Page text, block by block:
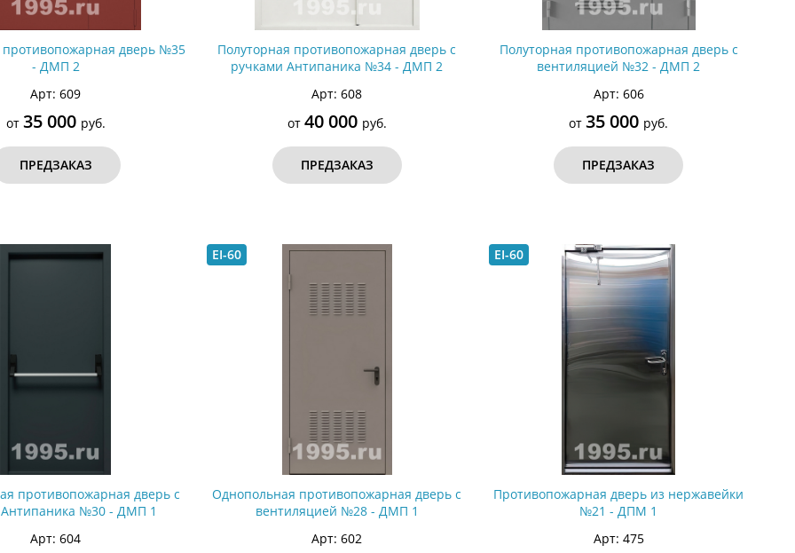
противопожарная дверь №35
- ДМП 2
Арт: 609
от 35 000 руб.
ПРЕДЗАКАЗ
Полуторная противопожарная дверь с
ручками Антипаника №34 - ДМП 2
Арт: 608
от 40 000 руб.
ПРЕДЗАКАЗ
Полуторная противопожарная дверь с
вентиляцией №32 - ДМП 2
Арт: 606
от35 000 руб.
ПРЕДЗАКАЗ
противопожарная дверь с
Антипаника №30 - ДМП 1
Арт: 604
EI-60
Однопольная противопожарная дверь с
вентиляцией №28 - ДМП 1
Арт: 602
EI-60
Противопожарная дверь из нержавейки
№21 - ДПМ 1
Арт: 475